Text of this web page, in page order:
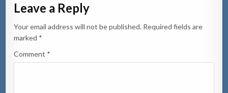
Leave a Reply
Your email address will not be published. Required fields are
marked *
Comment *